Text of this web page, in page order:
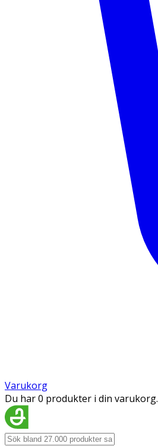
Varukorg
Du har 0 produkter i din varukorg.